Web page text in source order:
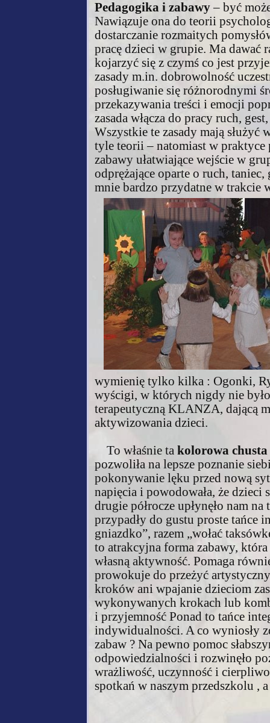
Pedagogika i zabawy– być
Nawiązuje ona do teorii
dostarczanie rozmaitych
pracę dzieci w grupie. Ma dawać
kojarzyć się z czymś co jest
zasady m.in. dobrowolność
posługiwanie się różnorodnymi
przekazywania treści i emocji
zasada włącza do pracy ruch,
Wszystkie te zasady mają
tyle teorii – natomiast w praktyce
zabawy ułatwiające wejście w
odprężające oparte o ruch, taniec,
mnie bardzo przydatne w trakcie
wymienię tylko kilka : Ogonki,
wyścigi, w których nigdy nie
terapeutyczną KLANZA, dającą
aktywizowania dzieci.
To właśnie ta kolorowa chusta
pozwoliła na lepsze poznanie
pokonywanie lęku przed nową
napięcia i powodowała, że dzieci
drugie półrocze upłynęło nam
przypadły do gustu proste tańce
gniazdko”, razem „wołać
to atrakcyjna forma zabawy,
własną aktywność. Pomaga
prowokuje do przeżyć
kroków ani wpajanie dzieciom
wykonywanych krokach lub
i przyjemność Ponad to tańce
indywidualności. A co wyniosły
zabaw ? Na pewno pomoc
odpowiedzialności i rozwinęło
wrażliwość, uczynność i
spotkań w naszym przedszkolu ,